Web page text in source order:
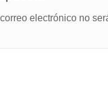
electrónico no